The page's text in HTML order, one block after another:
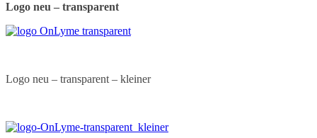
Logo neu – transparent
Logo neu – transparent – kleiner